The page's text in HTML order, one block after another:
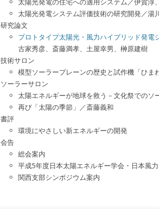
太陽光発電システム評価技術の研究開発／湯
研究論文
プロトタイプ太陽光・風力ハイブリッド発
古家秀彦、斎藤満孝、土屋幸男、榊原建樹
技術サロン
模型ソーラープレーンの歴史と試作機「ひま
ソーラーサロン
太陽エネルギーが地球を救う－文化祭でのソ
再び「太陽の季節」／斎藤義和
書評
環境にやさしい新エネルギーの開発
会告
総会案内
平成5年度日本太陽エネルギー学会・日本風
関西支部シンポジウム案内